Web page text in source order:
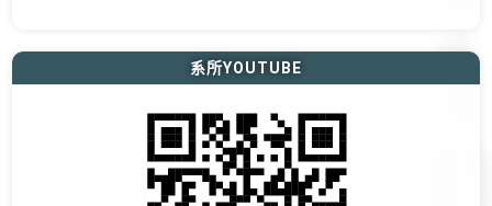
系所YOUTUBE